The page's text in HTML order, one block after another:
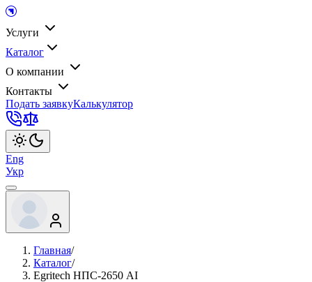
Услуги
Каталог
О компании
Контакты
Подать заявкуКалькулятор
Eng
Укр
Главная/
Каталог/
Egritech НПС-2650 АІ